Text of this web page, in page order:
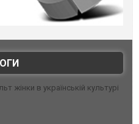
жінки в українській культурі